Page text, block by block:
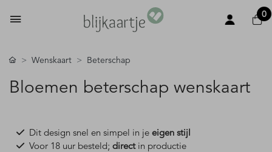
0
Wenskaart Beterschap
Bloemen beterschap wenskaart
Dit design snel en simpel in je eigen stijl
Voor 18 uur besteld; directin productie